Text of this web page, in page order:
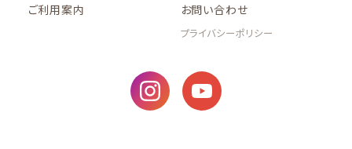
ご利用案内
お問い合わせ
プライバシーポリシー